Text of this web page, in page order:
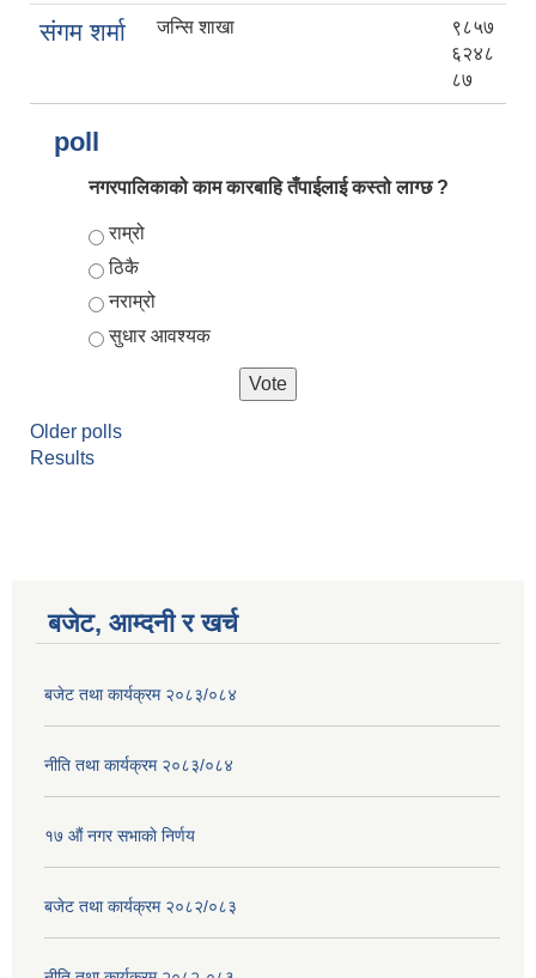
संगम शर्मा जन्सि शाखा
९८५७
६२४८
८७
poll
नगरपालिकाको काम कारबाहि तँपाईलाई कस्तो लाग्छ ?
Choices
राम्रो
ठिकै
नराम्रो
सुधार आवश्यक
Older polls
Results
बजेट, आम्दनी र खर्च
बजेट तथा कार्यक्रम २०८३/०८४
नीति तथा कार्यक्रम २०८३/०८४
१७ ‌‍औं नगर सभाकाे निर्णय
बजेट तथा कार्यक्रम २०८२/०८३